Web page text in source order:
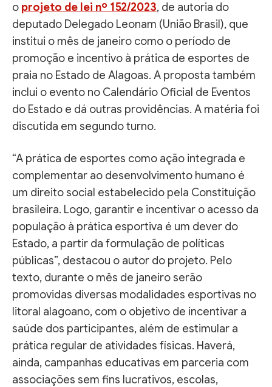
o projeto de lei nº 152/2023, de autoria do
deputado Delegado Leonam (União Brasil), que
institui o mês de janeiro como o período de
promoção e incentivo à prática de esportes de
praia no Estado de Alagoas. A proposta também
inclui o evento no Calendário Oficial de Eventos
do Estado e dá outras providências. A matéria foi
discutida em segundo turno.
“A prática de esportes como ação integrada e
complementar ao desenvolvimento humano é
um direito social estabelecido pela Constituição
brasileira. Logo, garantir e incentivar o acesso da
população à prática esportiva é um dever do
Estado, a partir da formulação de políticas
públicas”, destacou o autor do projeto. Pelo
texto, durante o mês de janeiro serão
promovidas diversas modalidades esportivas no
litoral alagoano, com o objetivo de incentivar a
saúde dos participantes, além de estimular a
prática regular de atividades físicas. Haverá,
ainda, campanhas educativas em parceria com
associações sem fins lucrativos, escolas,